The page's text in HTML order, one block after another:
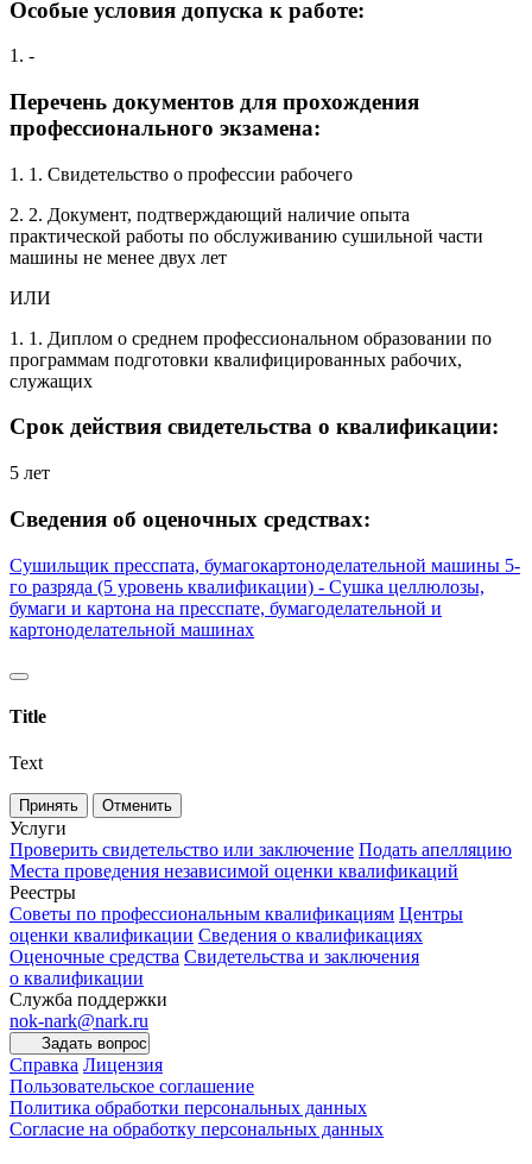
Особые условия допуска к работе:
1. -
Перечень документов для прохождения
профессионального экзамена:
1. 1. Свидетельство о профессии рабочего
2. 2. Документ, подтверждающий наличие опыта
практической работы по обслуживанию сушильной части
машины не менее двух лет
ИЛИ
1. 1. Диплом о среднем профессиональном образовании по
программам подготовки квалифицированных рабочих,
служащих
Срок действия свидетельства о квалификации:
5 лет
Сведения об оценочных средствах:
Сушильщик пресспата, бумагокартоноделательной машины 5-
го разряда (5 уровень квалификации) - Сушка целлюлозы,
бумаги и картона на пресспате, бумагоделательной и
картоноделательной машинах
Title
Text
Принять Отменить
Услуги
Проверить свидетельство или заключение Подать апелляцию
Места проведения независимой оценки квалификаций
Реестры
Советы по профессиональным квалификациям Центры
оценки квалификации Сведения о квалификациях
Оценочные средства Свидетельства и заключения
о квалификации
Служба поддержки
nok-nark@nark.ru
Задать вопрос
Справка Лицензия
Пользовательское соглашение
Политика обработки персональных данных
Согласие на обработку персональных данных